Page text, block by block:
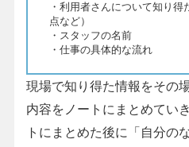
・利用者さんについて知り
点など）
・スタッフの名前
・仕事の具体的な流れ
現場で知り得た情報をその
内容をノートにまとめてい
トにまとめた後に「自分の